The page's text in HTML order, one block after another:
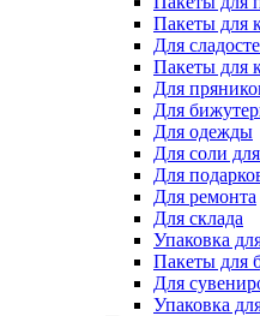
Пакеты для
Для
Пакеты для
Для
Для
Для одежды
Для соли
Для
Для ремонта
Для склада
Упаковка
Пакеты для
Для
Упаковка